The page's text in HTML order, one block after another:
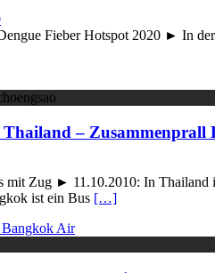
Fieber Hotspot 2020 ► In
– Zusammenprall
mit Zug ► 11.10.2010: In Thailand
ist ein Bus […]